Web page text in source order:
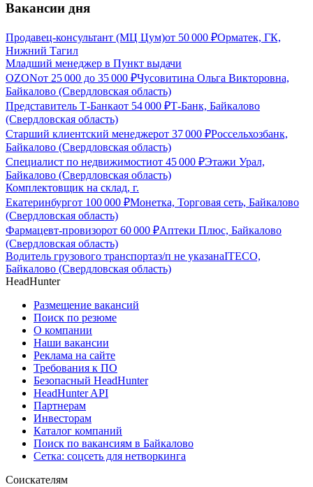
Вакансии дня
Продавец-консультант (МЦ Цум)от 50 000 ₽Орматек, ГК,
Нижний Тагил
Младший менеджер в Пункт выдачи
OZONот 25 000 до 35 000 ₽Чусовитина Ольга Викторовна,
Байкалово (Свердловская область)
Представитель Т-Банкаот 54 000 ₽Т-Банк, Байкалово
(Свердловская область)
Старший клиентский менеджерот 37 000 ₽Россельхозбанк,
Байкалово (Свердловская область)
Специалист по недвижимостиот 45 000 ₽Этажи Урал,
Байкалово (Свердловская область)
Комплектовщик на склад, г.
Екатеринбургот 100 000 ₽Монетка, Торговая сеть, Байкалово
(Свердловская область)
Фармацевт-провизорот 60 000 ₽Аптеки Плюс, Байкалово
(Свердловская область)
Водитель грузового транспортаз/п не указанаITECO,
Байкалово (Свердловская область)
HeadHunter
Размещение вакансий
Поиск по резюме
О компании
Наши вакансии
Реклама на сайте
Требования к ПО
Безопасный HeadHunter
HeadHunter API
Партнерам
Инвесторам
Каталог компаний
Поиск по вакансиям в Байкалово
Сетка: соцсеть для нетворкинга
Соискателям